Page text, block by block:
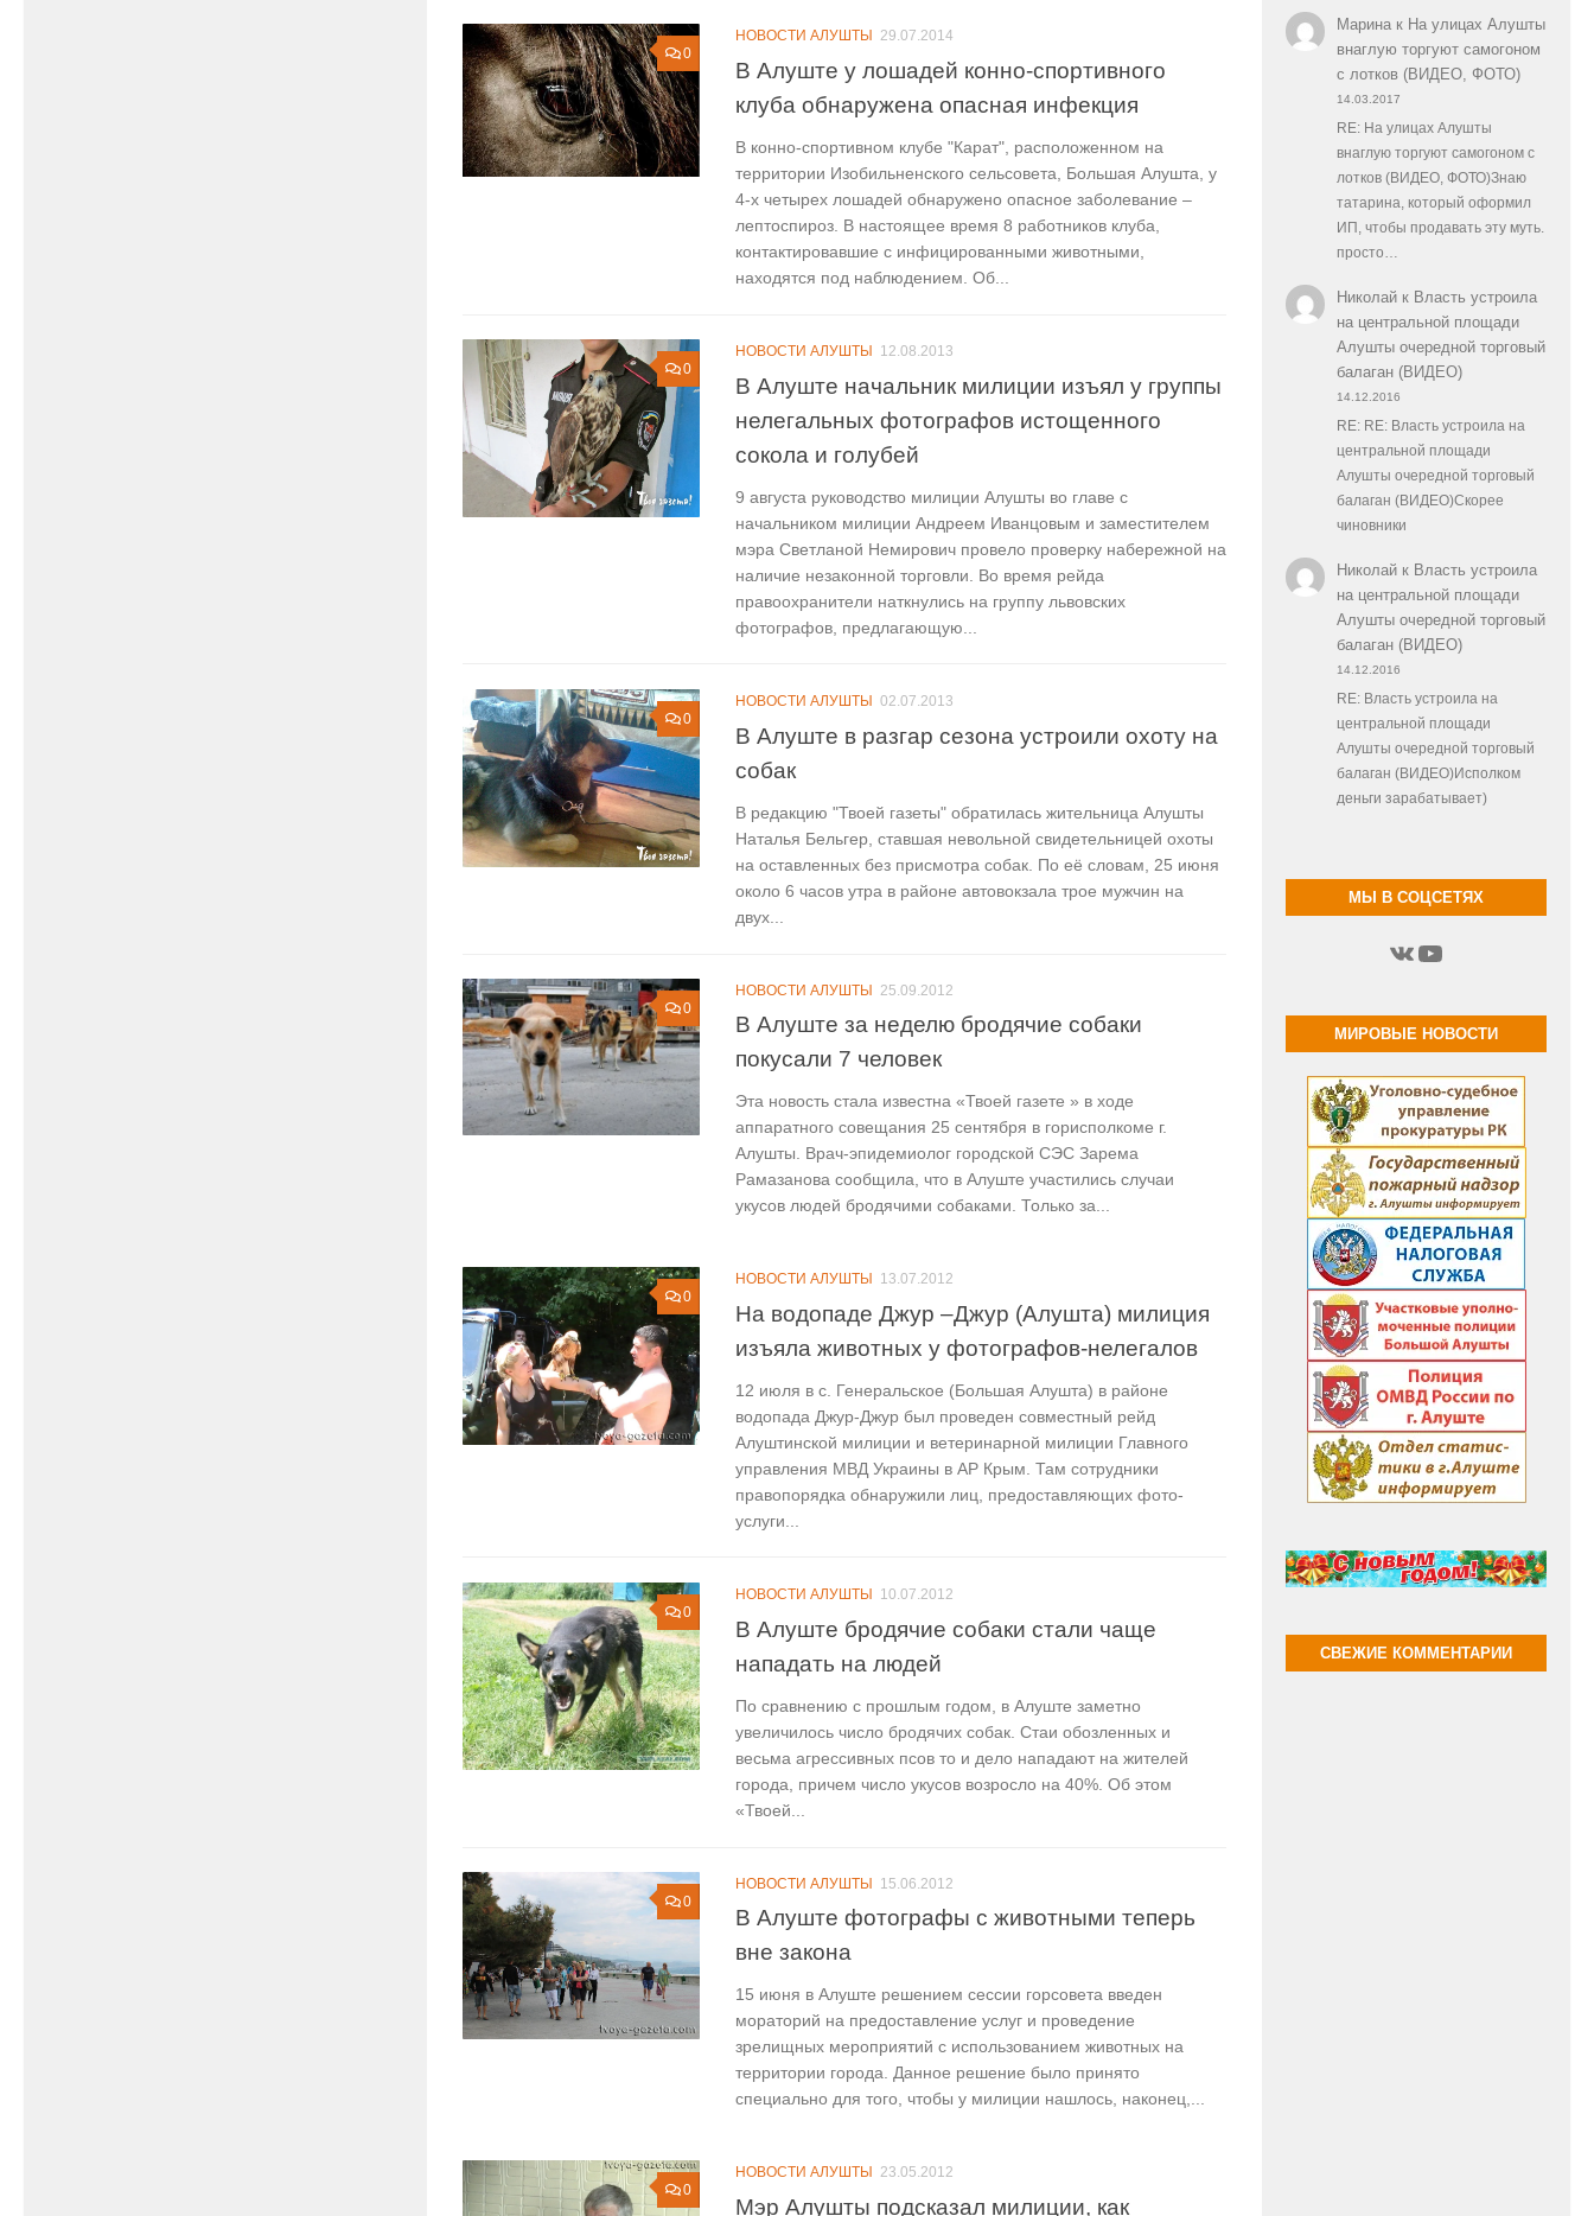
0
НОВОСТИ АЛУШТЫ 29.07.2014
В Алуште у лошадей конно-спортивного
клуба обнаружена опасная инфекция
В конно-спортивном клубе "Карат", расположенном на
территории Изобильненского сельсовета, Большая Алушта, у
4-х четырех лошадей обнаружено опасное заболевание –
лептоспироз. В настоящее время 8 работников клуба,
контактировавшие с инфицированными животными,
находятся под наблюдением. Об...
0
НОВОСТИ АЛУШТЫ 12.08.2013
В Алуште начальник милиции изъял у группы
нелегальных фотографов истощенного
сокола и голубей
9 августа руководство милиции Алушты во главе с
начальником милиции Андреем Иванцовым и заместителем
мэра Светланой Немирович провело проверку набережной на
наличие незаконной торговли. Во время рейда
правоохранители наткнулись на группу львовских
фотографов, предлагающую...
0
НОВОСТИ АЛУШТЫ 02.07.2013
В Алуште в разгар сезона устроили охоту на
собак
В редакцию "Твоей газеты" обратилась жительница Алушты
Наталья Бельгер, ставшая невольной свидетельницей охоты
на оставленных без присмотра собак. По её словам, 25 июня
около 6 часов утра в районе автовокзала трое мужчин на
двух...
0
НОВОСТИ АЛУШТЫ 25.09.2012
В Алуште за неделю бродячие собаки
покусали 7 человек
Эта новость стала известна «Твоей газете » в ходе
аппаратного совещания 25 сентября в горисполкоме г.
Алушты. Врач-эпидемиолог городской СЭС Зарема
Рамазанова сообщила, что в Алуште участились случаи
укусов людей бродячими собаками. Только за...
0
НОВОСТИ АЛУШТЫ 13.07.2012
На водопаде Джур –Джур (Алушта) милиция
изъяла животных у фотографов-нелегалов
12 июля в с. Генеральское (Большая Алушта) в районе
водопада Джур-Джур был проведен совместный рейд
Алуштинской милиции и ветеринарной милиции Главного
управления МВД Украины в АР Крым. Там сотрудники
правопорядка обнаружили лиц, предоставляющих фото-
услуги...
0
НОВОСТИ АЛУШТЫ 10.07.2012
В Алуште бродячие собаки стали чаще
нападать на людей
По сравнению с прошлым годом, в Алуште заметно
увеличилось число бродячих собак. Стаи обозленных и
весьма агрессивных псов то и дело нападают на жителей
города, причем число укусов возросло на 40%. Об этом
«Твоей...
0
НОВОСТИ АЛУШТЫ 15.06.2012
В Алуште фотографы с животными теперь
вне закона
15 июня в Алуште решением сессии горсовета введен
мораторий на предоставление услуг и проведение
зрелищных мероприятий с использованием животных на
территории города. Данное решение было принято
специально для того, чтобы у милиции нашлось, наконец,...
0
НОВОСТИ АЛУШТЫ 23.05.2012
Мэр Алушты подсказал милиции, как
Маринак На улицах Алушты
внаглую торгуют самогоном
с лотков (ВИДЕО, ФОТО)
14.03.2017
RE: На улицах Алушты
внаглую торгуют самогоном с
лотков (ВИДЕО, ФОТО)Знаю
татарина, который оформил
ИП, чтобы продавать эту муть.
просто…
Николайк Власть устроила
на центральной площади
Алушты очередной торговый
балаган (ВИДЕО)
14.12.2016
RE: RE: Власть устроила на
центральной площади
Алушты очередной торговый
балаган (ВИДЕО)Скорее
чиновники
Николайк Власть устроила
на центральной площади
Алушты очередной торговый
балаган (ВИДЕО)
14.12.2016
RE: Власть устроила на
центральной площади
Алушты очередной торговый
балаган (ВИДЕО)Исполком
деньги зарабатывает)
МЫ В СОЦСЕТЯХ
ВКонтакте
YouTube
МИРОВЫЕ НОВОСТИ
СВЕЖИЕ КОММЕНТАРИИ